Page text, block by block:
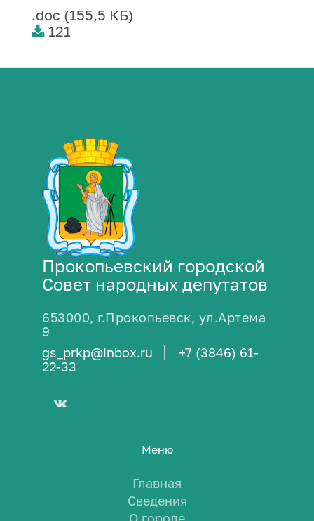
.doc (155,5 КБ)
121
Прокопьевский городской
Совет народных депутатов
653000, г.Прокопьевск, ул.Артема
9
gs_prkp@inbox.ru
+7 (3846) 61-
22-33
Меню
Главная
Сведения